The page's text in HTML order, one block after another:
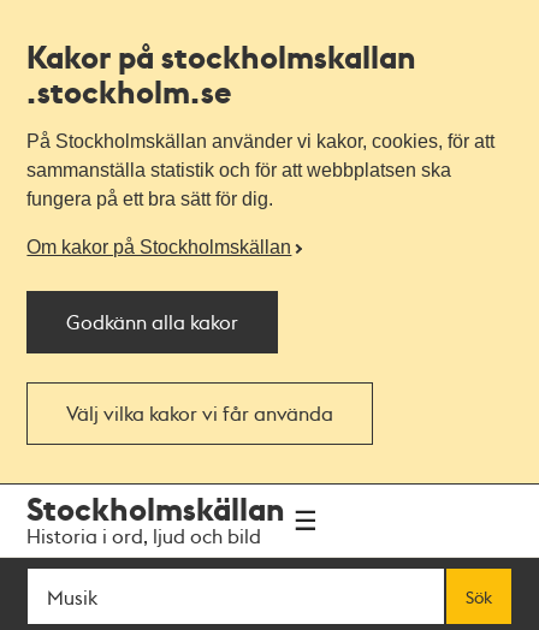
Kakor på stockholmskallan
.stockholm.se
På Stockholmskällan använder vi kakor, cookies, för att
sammanställa statistik och för att webbplatsen ska
fungera på ett bra sätt för dig.
Om kakor på Stockholmskällan
Godkänn alla kakor
Välj vilka kakor vi får använda
navigationen
huvudinnehållet
Stockholmskällan
Historia i ord, ljud och bild
Sök
Sök